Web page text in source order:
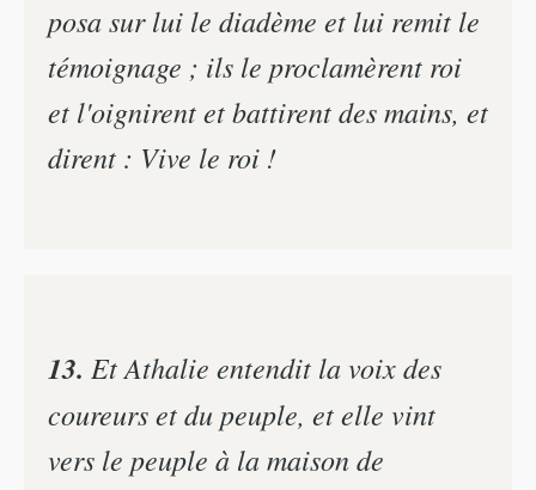
posa sur lui le diadème et lui remit le
témoignage ; ils le proclamèrent roi
et l'oignirent et battirent des mains, et
dirent : Vive le roi !
13. Et Athalie entendit la voix des
coureurs et du peuple, et elle vint
vers le peuple à la maison de